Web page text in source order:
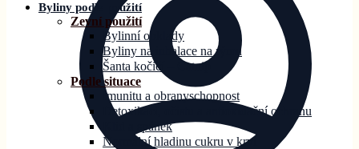
Byliny podle použití
Zevní použití
Bylinní obklady
Byliny na inhalace na rýmu
Šanta kočičí – Catnip
Podle situace
Imunitu a obranyschopnost
Detoxikaci, očistu a antioxidační ochranu
Klid a spánek
Normální hladinu cukru v krvi